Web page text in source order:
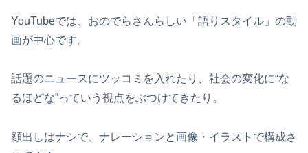
YouTubeでは、おのでらさんらしい「語りスタイル」の動
画が中心です。
話題のニュースにツッコミを入れたり、社会の変化に“な
るほどな”っていう視点をぶつけてきたり。
顔出しはナシで、ナレーションと画像・イラストで構成さ